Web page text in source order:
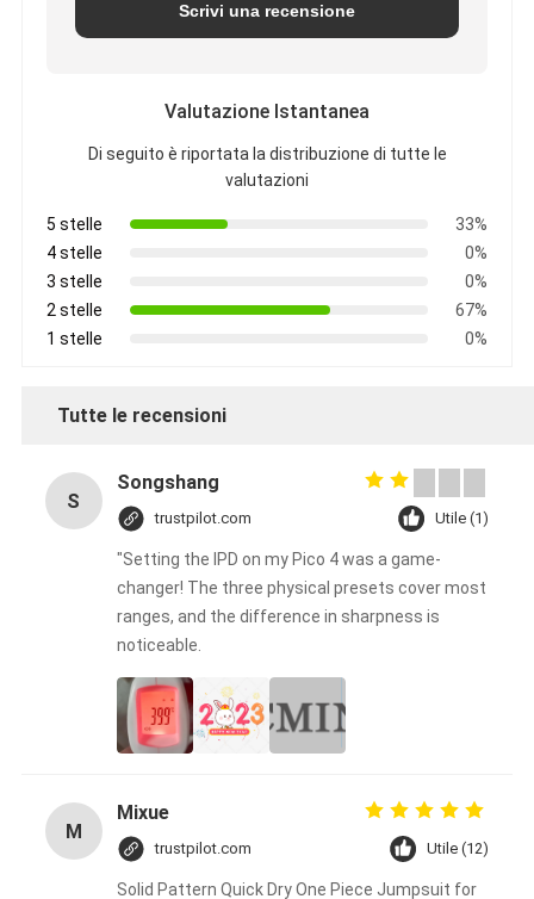
Scrivi una recensione
Valutazione Istantanea
Di seguito è riportata la distribuzione di tutte le
valutazioni
5 stelle
33%
4 stelle
0%
3 stelle
0%
2 stelle
67%
1 stelle
0%
Tutte le recensioni
S
Songshang
trustpilot.com Utile (1)
"Setting the IPD on my Pico 4 was a game-
changer! The three physical presets cover most
ranges, and the difference in sharpness is
noticeable.
M
Mixue
trustpilot.com Utile (12)
Solid Pattern Quick Dry One Piece Jumpsuit for